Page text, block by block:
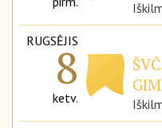
RUGSĖJIS
8
ketv.